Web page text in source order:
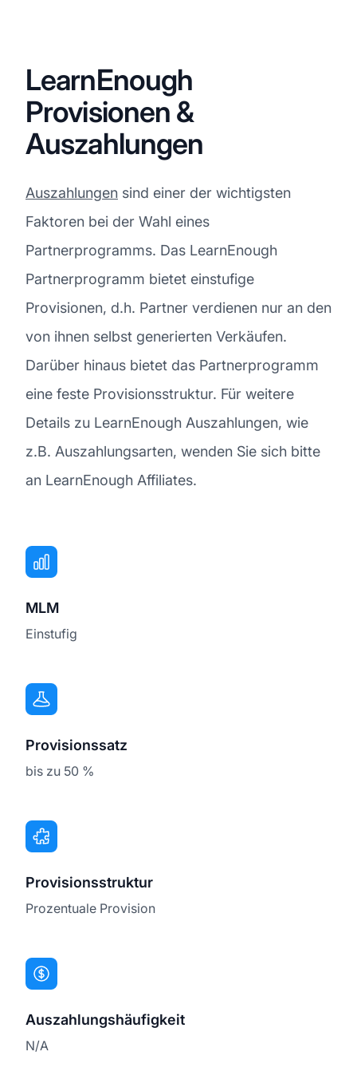
LearnEnough
Provisionen &
Auszahlungen
Auszahlungen sind einer der wichtigsten
Faktoren bei der Wahl eines
Partnerprogramms. Das LearnEnough
Partnerprogramm bietet einstufige
Provisionen, d.h. Partner verdienen nur an den
von ihnen selbst generierten Verkäufen.
Darüber hinaus bietet das Partnerprogramm
eine feste Provisionsstruktur. Für weitere
Details zu LearnEnough Auszahlungen, wie
z.B. Auszahlungsarten, wenden Sie sich bitte
an LearnEnough Affiliates.
MLM
Einstufig
Provisionssatz
bis zu 50 %
Provisionsstruktur
Prozentuale Provision
Auszahlungshäufigkeit
N/A